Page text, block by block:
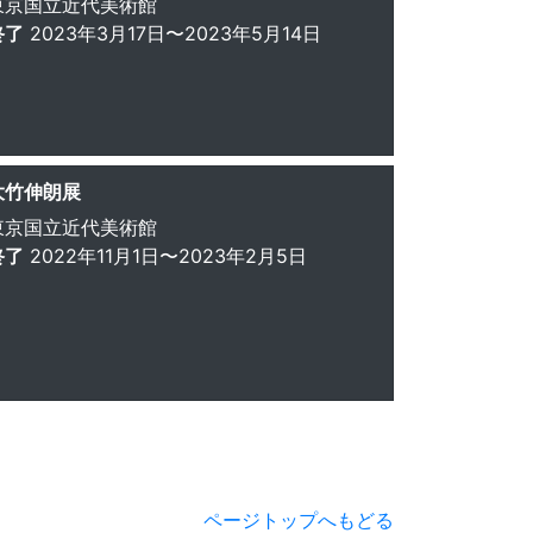
京国立近代美術館
了 2023年3月17日〜2023年5月14日
竹伸朗展
京国立近代美術館
了 2022年11月1日〜2023年2月5日
ページトップへもどる